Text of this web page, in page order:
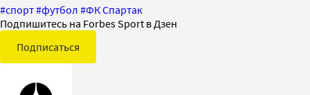
#спорт#футбол #ФК Спартак
Подпишитесь на Forbes Sport в Дзен
Подписаться